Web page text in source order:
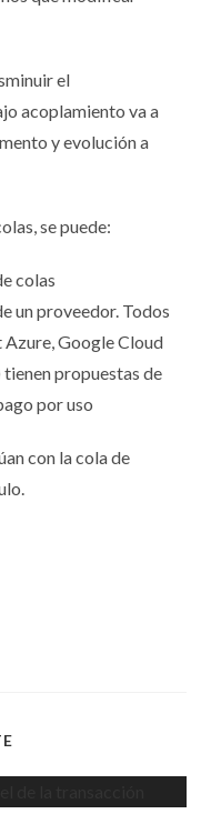
el
acoplamiento va a
y evolución a
se puede:
colas
un proveedor. Todos
Google Cloud
propuestas de
por uso
con la cola de